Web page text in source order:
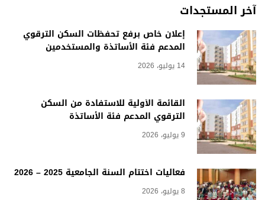
آخر المستجدات
إعلان خاص برفع تحفظات السكن الترقوي
المدعم فئة الأساتذة والمستخدمين
14 يوليو، 2026
القائمة الأولية للاستفادة من السكن
الترقوي المدعم فئة الأساتذة
9 يوليو، 2026
فعاليات اختتام السنة الجامعية 2025 – 2026
8 يوليو، 2026